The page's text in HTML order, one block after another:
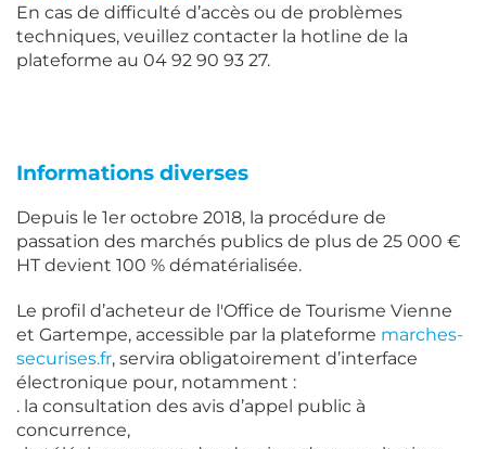
En cas de difficulté d’accès ou de problèmes
techniques, veuillez contacter la hotline de la
plateforme au 04 92 90 93 27.
Informations diverses
Depuis le 1er octobre 2018, la procédure de
passation des marchés publics de plus de 25 000 €
HT devient 100 % dématérialisée.
Le profil d’acheteur de l'Office de Tourisme Vienne
et Gartempe, accessible par la plateforme marches-
securises.fr, servira obligatoirement d’interface
électronique pour, notamment :
. la consultation des avis d’appel public à
concurrence,